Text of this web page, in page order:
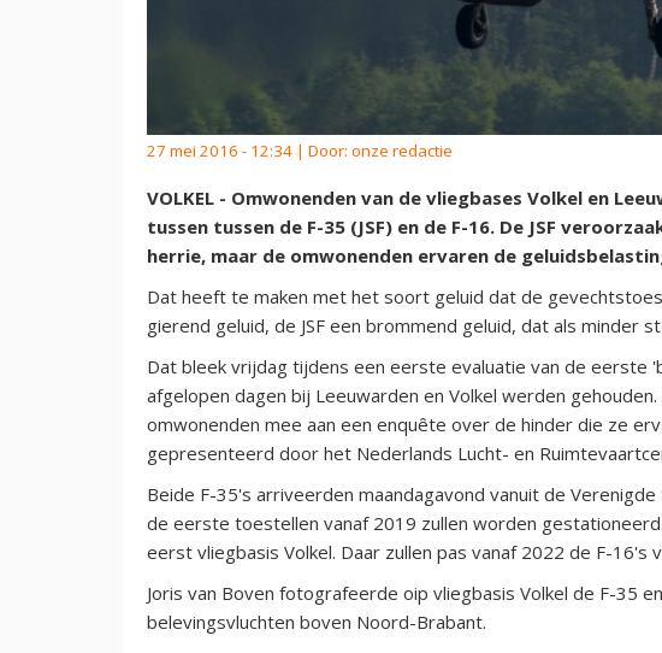
27 mei 2016 - 12:34 | Door: onze redactie
VOLKEL - Omwonenden van de vliegbases Volkel en
tussen tussen de F-35 (JSF) en de F-16. De JSF
herrie, maar de omwonenden ervaren de
Dat heeft te maken met het soort geluid dat de
gierend geluid, de JSF een brommend geluid, dat als minder
Dat bleek vrijdag tijdens een eerste evaluatie van de eerste
afgelopen dagen bij Leeuwarden en Volkel werden
omwonenden mee aan een enquête over de hinder die ze
gepresenteerd door het Nederlands Lucht- en
Beide F-35's arriveerden maandagavond vanuit de
de eerste toestellen vanaf 2019 zullen worden
eerst vliegbasis Volkel. Daar zullen pas vanaf 2022 de F-16's
Joris van Boven fotografeerde oip vliegbasis Volkel de F-35
belevingsvluchten boven Noord-Brabant.